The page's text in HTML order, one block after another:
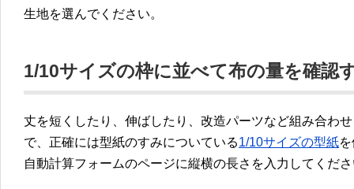
生地を選んでください。
1/10サイズの枠に並べて布の量を確認
丈を短くしたり、伸ばしたり、改造パーツなど組み合わ
で、正確には型紙のすみについている1/10サイズの型紙
自動計算フォームのページに縦横の長さを入力してくだ